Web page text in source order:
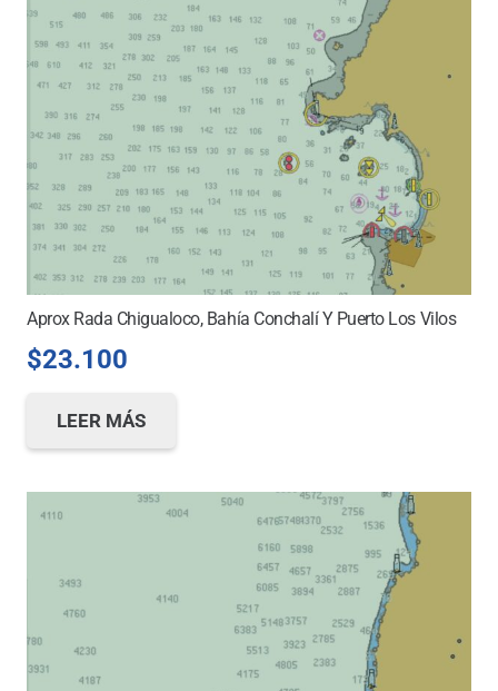
Aprox Rada Chigualoco, Bahía Conchalí Y Puerto Los Vilos
$23.100
LEER MÁS